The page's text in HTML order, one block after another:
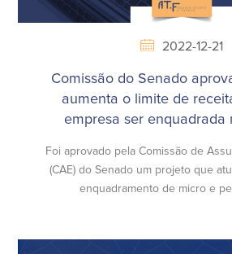
2022-12-21
Comissão do Senado
aumenta o limite de
empresa ser enquadrada
Foi aprovado pela Comissão de
(CAE) do Senado um projeto que
enquadramento de micro e